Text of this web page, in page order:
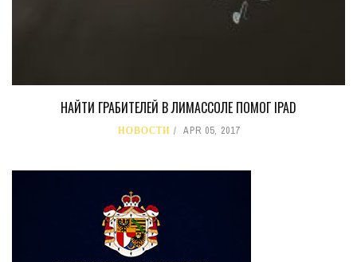
НАЙТИ ГРАБИТЕЛЕЙ В ЛИМАССОЛЕ ПОМОГ IPAD
НОВОСТИ APR 05, 2017